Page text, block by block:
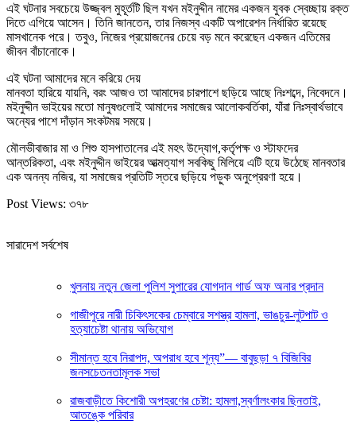
এই ঘটনার সবচেয়ে উজ্জ্বল মুহূর্তটি ছিল যখন মইনুদ্দীন নামের একজন যুবক স্বেচ্ছায় রক্ত
দিতে এগিয়ে আসেন। তিনি জানতেন, তার নিজস্ব একটি অপারেশন নির্ধারিত রয়েছে
মাসখানেক পরে। তবুও, নিজের প্রয়োজনের চেয়ে বড় মনে করেছেন একজন এতিমের
জীবন বাঁচানোকে।
এই ঘটনা আমাদের মনে করিয়ে দেয়
মানবতা হারিয়ে যায়নি, বরং আজও তা আমাদের চারপাশে ছড়িয়ে আছে নিঃশব্দে, নিবেদনে।
মইনুদ্দীন ভাইয়ের মতো মানুষগুলোই আমাদের সমাজের আলোকবর্তিকা, যাঁরা নিঃস্বার্থভাবে
অন্যের পাশে দাঁড়ান সংকটময় সময়ে।
মৌলভীবাজার মা ও শিশু হাসপাতালের এই মহৎ উদ্যোগ,কর্তৃপক্ষ ও স্টাফদের
আন্তরিকতা, এবং মইনুদ্দীন ভাইয়ের আত্মত্যাগ সবকিছু মিলিয়ে এটি হয়ে উঠেছে মানবতার
এক অনন্য নজির, যা সমাজের প্রতিটি স্তরে ছড়িয়ে পড়ুক অনুপ্রেরণা হয়ে।
Post Views: ৩৭৮
সারাদেশ সর্বশেষ
খুলনায় নতুন জেলা পুলিশ সুপারের যোগদান গার্ড অফ অনার প্রদান
গাজীপুরে নারী চিকিৎসকের চেম্বারে সশস্ত্র হামলা, ভাঙচুর-লুটপাট ও
হত্যাচেষ্টা থানায় অভিযোগ
সীমান্ত হবে নিরাপদ, অপরাধ হবে শূন্য”— বাবুছড়া ৭ বিজিবির
জনসচেতনতামূলক সভা
রাজবাড়ীতে কিশোরী অপহরণের চেষ্টা: হামলা,স্বর্ণালংকার ছিনতাই,
আতঙ্কে পরিবার